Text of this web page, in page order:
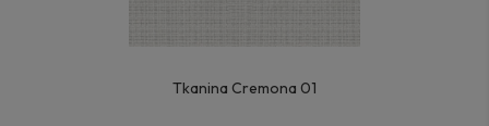
Tkanina Cremona 01